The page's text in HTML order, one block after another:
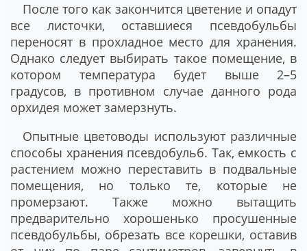
После того как закончится цветение и опадут
все листочки, оставшиеся псевдобульбы
переносят в прохладное место для хранения.
Однако следует выбирать такое помещение, в
котором температура будет выше 2–5
градусов, в противном случае данного рода
орхидея может замерзнуть.
Опытные цветоводы используют различные
способы хранения псевдобульб. Так, емкость с
растением можно переставить в подвальные
помещения, но только те, которые не
промерзают. Также можно вытащить
предварительно хорошенько просушенные
псевдобульбы, обрезать все корешки, оставив